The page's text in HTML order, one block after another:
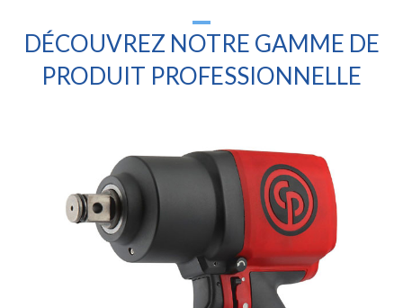
DÉCOUVREZ NOTRE GAMME DE
PRODUIT PROFESSIONNELLE